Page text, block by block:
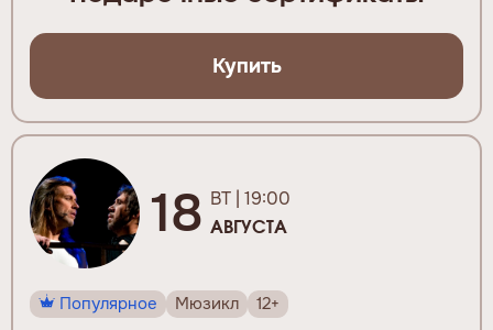
Купить
18 ВТ | 19:00
АВГУСТА
Популярное Мюзикл 12+